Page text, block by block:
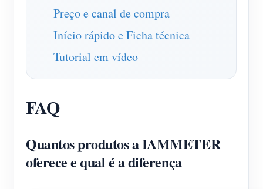
Preço e canal de compra
Início rápido e Ficha técnica
Tutorial em vídeo
FAQ
Quantos produtos a IAMMETER
oferece e qual é a diferença